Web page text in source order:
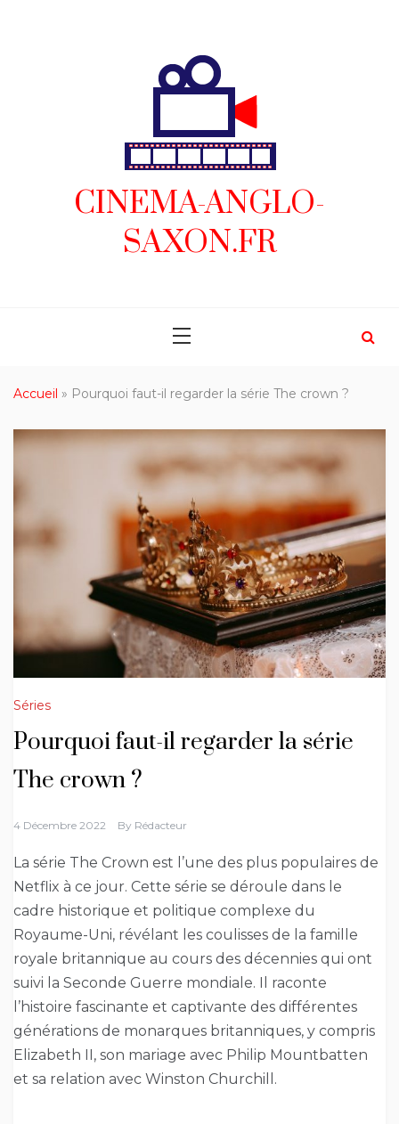
CINEMA-ANGLO-
SAXON.FR
Accueil » Pourquoi faut-il regarder la série The crown ?
Séries
Pourquoi faut-il regarder la série
The crown ?
4 Décembre 2022 By Rédacteur
La série The Crown est l’une des plus populaires de
Netflix à ce jour. Cette série se déroule dans le
cadre historique et politique complexe du
Royaume-Uni, révélant les coulisses de la famille
royale britannique au cours des décennies qui ont
suivi la Seconde Guerre mondiale. Il raconte
l’histoire fascinante et captivante des différentes
générations de monarques britanniques, y compris
Elizabeth II, son mariage avec Philip Mountbatten
et sa relation avec Winston Churchill.